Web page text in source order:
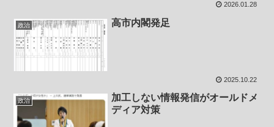
2026.01.28
政治 高市内閣発足
2025.10.22
政治
加工しない情報発信がオールドメ
ディア対策